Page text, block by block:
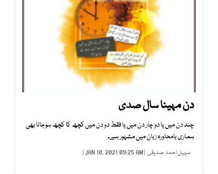
دن مہینا سال صدی
چند دن میں یا دو چار دن میں یا فقط دو دن میں کچھ کا کچھ ہوجانا بھی
ہماری بامحاورہ زبان میں مشہور ہے۔
سہیل احمد صدیقی | JAN 10, 2021 09:25 AM |